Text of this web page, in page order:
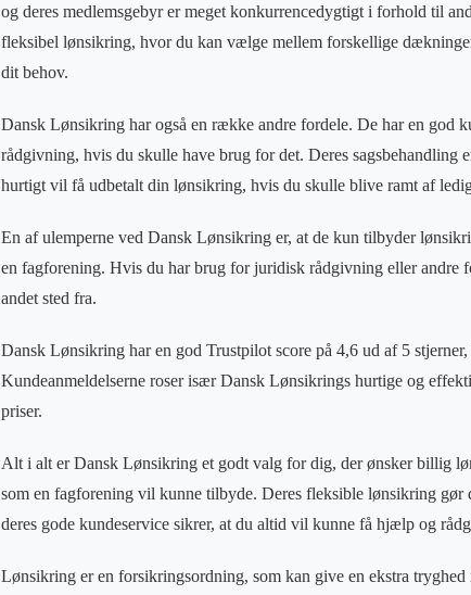
og deres medlemsgebyr er meget konkurrencedygtigt i forhold til
fleksibel lønsikring, hvor du kan vælge mellem forskellige
dit behov.
Dansk Lønsikring har også en række andre fordele. De har en god
rådgivning, hvis du skulle have brug for det. Deres sagsbehandling
hurtigt vil få udbetalt din lønsikring, hvis du skulle blive ramt af
En af ulemperne ved Dansk Lønsikring er, at de kun tilbyder
en fagforening. Hvis du har brug for juridisk rådgivning eller andre
andet sted fra.
Dansk Lønsikring har en god Trustpilot score på 4,6 ud af 5
Kundeanmeldelserne roser især Dansk Lønsikrings hurtige og
priser.
Alt i alt er Dansk Lønsikring et godt valg for dig, der ønsker billig
som en fagforening vil kunne tilbyde. Deres fleksible lønsikring
deres gode kundeservice sikrer, at du altid vil kunne få hjælp og
Lønsikring er en forsikringsordning, som kan give en ekstra